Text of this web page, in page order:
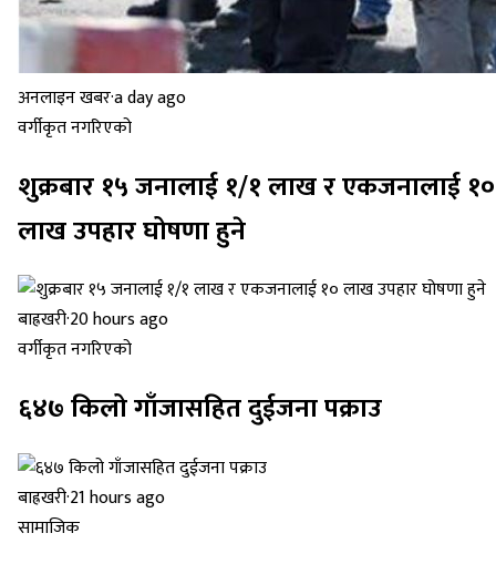
अनलाइन खबर·a day ago
वर्गीकृत नगरिएको
शुक्रबार १५ जनालाई १/१ लाख र एकजनालाई १०
लाख उपहार घोषणा हुने
बाह्रखरी·20 hours ago
वर्गीकृत नगरिएको
६४७ किलो गाँजासहित दुईजना पक्राउ
बाह्रखरी·21 hours ago
सामाजिक